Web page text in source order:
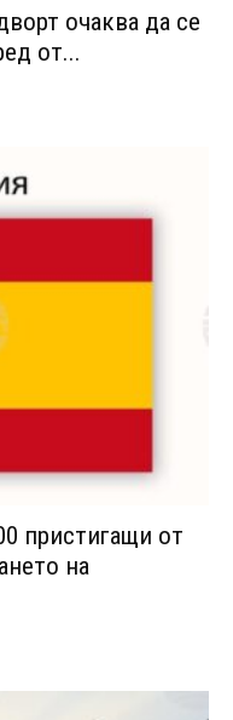
очаква да се
от...
пристигащи от
на